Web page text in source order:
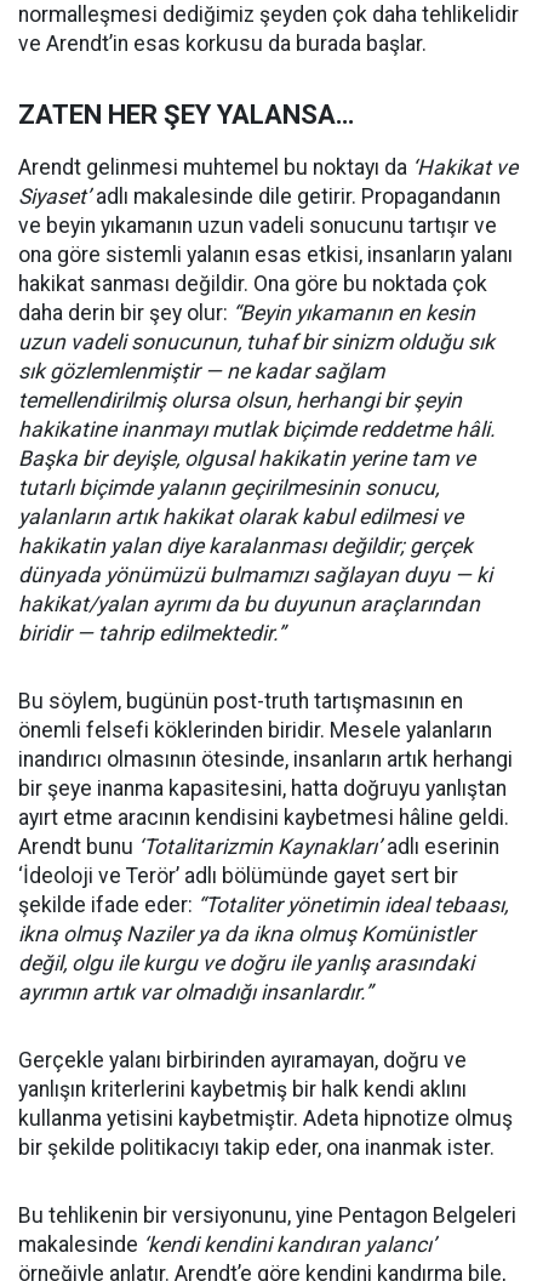
normalleşmesi dediğimiz şeyden çok daha tehlikelidir
ve Arendt’in esas korkusu da burada başlar.
ZATEN HER ŞEY YALANSA…
Arendt gelinmesi muhtemel bu noktayı da ‘Hakikat ve
Siyaset’adlı makalesinde dile getirir. Propagandanın
ve beyin yıkamanın uzun vadeli sonucunu tartışır ve
ona göre sistemli yalanın esas etkisi, insanların yalanı
hakikat sanması değildir. Ona göre bu noktada çok
daha derin bir şey olur: “Beyin yıkamanın en kesin
uzun vadeli sonucunun, tuhaf bir sinizm olduğu sık
sık gözlemlenmiştir — ne kadar sağlam
temellendirilmiş olursa olsun, herhangi bir şeyin
hakikatine inanmayı mutlak biçimde reddetme hâli.
Başka bir deyişle, olgusal hakikatin yerine tam ve
tutarlı biçimde yalanın geçirilmesinin sonucu,
yalanların artık hakikat olarak kabul edilmesi ve
hakikatin yalan diye karalanması değildir; gerçek
dünyada yönümüzü bulmamızı sağlayan duyu — ki
hakikat/yalan ayrımı da bu duyunun araçlarından
biridir — tahrip edilmektedir.”
Bu söylem, bugünün post-truth tartışmasının en
önemli felsefi köklerinden biridir. Mesele yalanların
inandırıcı olmasının ötesinde, insanların artık herhangi
bir şeye inanma kapasitesini, hatta doğruyu yanlıştan
ayırt etme aracının kendisini kaybetmesi hâline geldi.
Arendt bunu ‘Totalitarizmin Kaynakları’adlı eserinin
‘İdeoloji ve Terör’ adlı bölümünde gayet sert bir
şekilde ifade eder: “Totaliter yönetimin ideal tebaası,
ikna olmuş Naziler ya da ikna olmuş Komünistler
değil, olgu ile kurgu ve doğru ile yanlış arasındaki
ayrımın artık var olmadığı insanlardır.”
Gerçekle yalanı birbirinden ayıramayan, doğru ve
yanlışın kriterlerini kaybetmiş bir halk kendi aklını
kullanma yetisini kaybetmiştir. Adeta hipnotize olmuş
bir şekilde politikacıyı takip eder, ona inanmak ister.
Bu tehlikenin bir versiyonunu, yine Pentagon Belgeleri
makalesinde ‘kendi kendini kandıran yalancı’
örneğiyle anlatır. Arendt’e göre kendini kandırma bile,